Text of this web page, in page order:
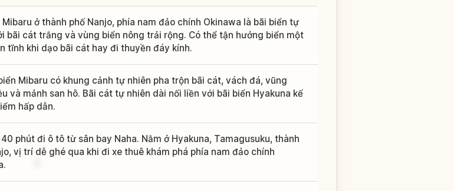
Mibaru ở thành phố Nanjo, phía nam đảo chính Okinawa là bãi biển tự
bãi cát trắng và vùng biển nông trải rộng. Có thể tận hưởng biển một
tĩnh khi dạo bãi cát hay đi thuyền đáy kính.
Mibaru có khung cảnh tự nhiên pha trộn bãi cát, vách đá, vũng
và mảnh san hô. Bãi cát tự nhiên dài nối liền với bãi biển Hyakuna kế
hấp dẫn.
40 phút đi ô tô từ sân bay Naha. Nằm ở Hyakuna, Tamagusuku, thành
vị trí dễ ghé qua khi đi xe thuê khám phá phía nam đảo chính